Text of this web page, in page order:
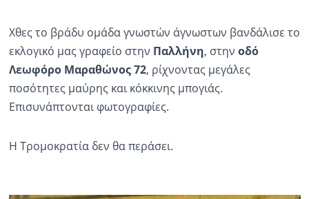
Εκπομπές
Χθες το βράδυ ομάδα γνωστών άγνωστων βανδάλισε το
εκλογικό μας γραφείο στην Παλλήνη, στην οδό
Λεωφόρο Μαραθώνος 72, ρίχνοντας μεγάλες
ποσότητες μαύρης και κόκκινης μπογιάς.
Επισυνάπτονται φωτογραφίες.
Η Τρομοκρατία δεν θα περάσει.